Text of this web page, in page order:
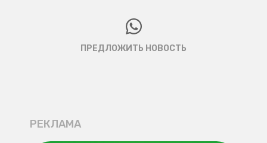
ПРЕДЛОЖИТЬ НОВОСТЬ
РЕКЛАМА